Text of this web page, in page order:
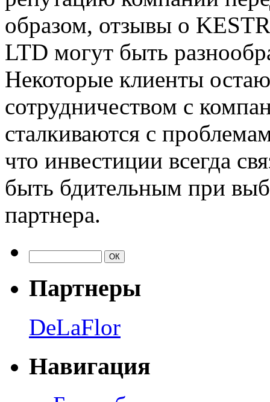
образом, отзывы о
LTD могут быть
Некоторые клиенты
сотрудничеством с
сталкиваются с
что инвестиции всегда
быть бдительным при
партнера.
Партнеры
DeLaFlor
Навигация